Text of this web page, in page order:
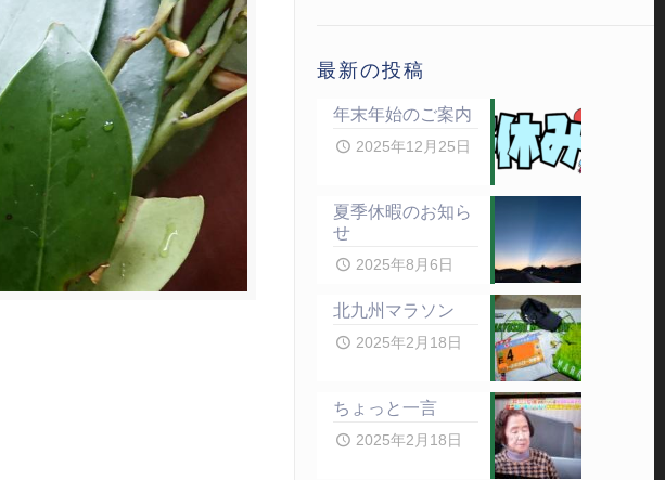
最新の投稿
年末年始のご案内
2025年12月25日
夏季休暇のお知ら
せ
2025年8月6日
北九州マラソン
2025年2月18日
ちょっと一言
2025年2月18日